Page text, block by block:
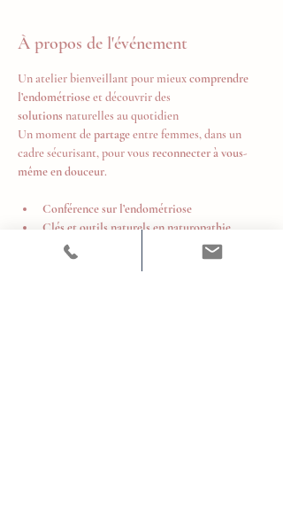
À propos de l'événement
Un atelier bienveillant pour mieux comprendre
l’endométriose et découvrir des
solutions naturelles au quotidien
Un moment de partage entre femmes, dans un
cadre sécurisant, pour vous reconnecter à vous-
même en douceur.
Conférence sur l’endométriose
Clés et outils naturels en naturopathie
Respiration et gestion de la douleur
Séance de sophrologie et gestion des